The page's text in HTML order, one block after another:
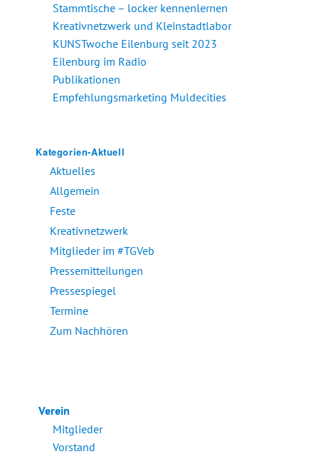
Stammtische – locker kennenlernen
Kreativnetzwerk und Kleinstadtlabor
KUNSTwoche Eilenburg seit 2023
Eilenburg im Radio
Publikationen
Empfehlungsmarketing Muldecities
Kategorien-Aktuell
Aktuelles
Allgemein
Feste
Kreativnetzwerk
Mitglieder im #TGVeb
Pressemitteilungen
Pressespiegel
Termine
Zum Nachhören
Verein
Mitglieder
Vorstand